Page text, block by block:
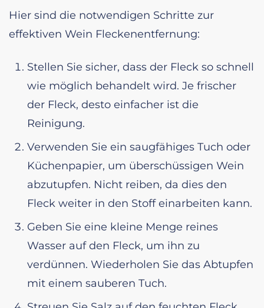
Hier sind die notwendigen Schritte zur
effektiven Wein Fleckenentfernung:
Stellen Sie sicher, dass der Fleck so schnell
wie möglich behandelt wird. Je frischer
der Fleck, desto einfacher ist die
Reinigung.
Verwenden Sie ein saugfähiges Tuch oder
Küchenpapier, um überschüssigen Wein
abzutupfen. Nicht reiben, da dies den
Fleck weiter in den Stoff einarbeiten kann.
Geben Sie eine kleine Menge reines
Wasser auf den Fleck, um ihn zu
verdünnen. Wiederholen Sie das Abtupfen
mit einem sauberen Tuch.